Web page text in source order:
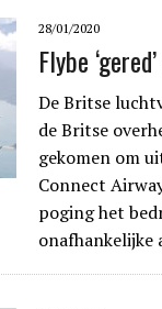
28/01/2020
Flybe
De Britse
de Britse
gekomen om
Connect
poging het